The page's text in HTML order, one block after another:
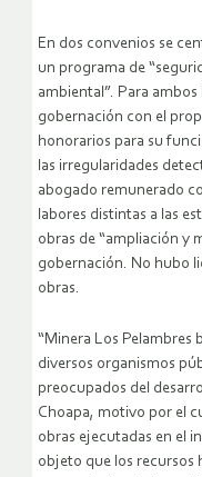
En dos convenios se
un programa de
ambiental”. Para
gobernación con el
honorarios para su
las irregularidades
abogado remunerado
labores distintas a las
obras de “ampliación y
gobernación. No hubo
obras.
“Minera Los Pelambres
diversos organismos
preocupados del
Choapa, motivo por el
obras ejecutadas en el
objeto que los recursos